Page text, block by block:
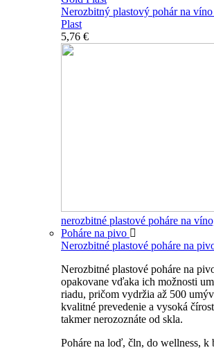
Nerozbitný plastový pohár na
Plast
5,76 €
nerozbitné plastové poháre na
Poháre na pivo
Nerozbitné plastové poháre na
Nerozbitné plastové poháre na
opakovane vďaka ich možnosti
riadu, pričom vydržia až 500
kvalitné prevedenie a vysoká
takmer nerozoznáte od skla.
Poháre na loď, čln, do wellness, k